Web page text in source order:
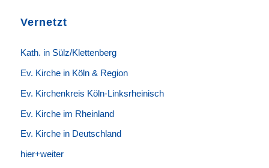
Vernetzt
Kath. in Sülz/Klettenberg
Ev. Kirche in Köln & Region
Ev. Kirchenkreis Köln-Linksrheinisch
Ev. Kirche im Rheinland
Ev. Kirche in Deutschland
hier+weiter